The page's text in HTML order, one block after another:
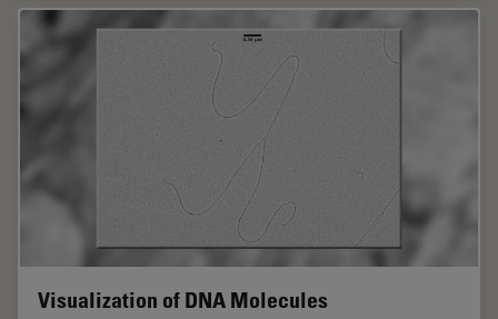
Visualization of DNA Molecules